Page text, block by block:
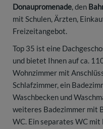
Donaupromenade, den
mit Schulen, Ärzten,
Freizeitangebot.
Top 35 ist eine
und bietet Ihnen auf ca.
Wohnzimmer mit
Schlafzimmer, ein
Waschbecken und
weiteres Badezimmer mit
WC. Ein separates WC